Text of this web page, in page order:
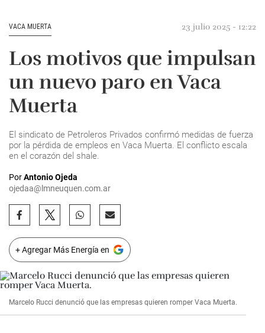
VACA MUERTA 23 julio 2025 - 12:22
Los motivos que impulsan
un nuevo paro en Vaca
Muerta
El sindicato de Petroleros Privados confirmó medidas de fuerza
por la pérdida de empleos en Vaca Muerta. El conflicto escala
en el corazón del shale.
PorAntonio Ojeda
ojedaa@lmneuquen.com.ar
+ Agregar Más Energía en
Marcelo Rucci denunció que las empresas quieren romper Vaca Muerta.